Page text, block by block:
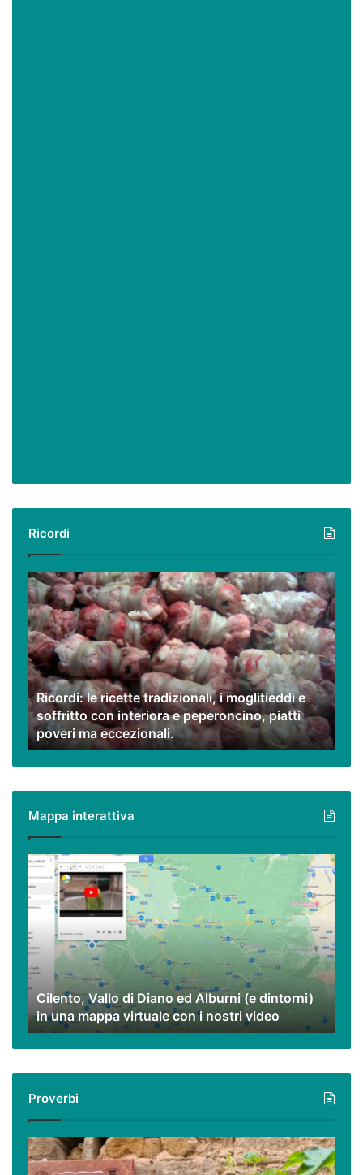
Ricordi
Ricordi:
le
ricette
tradizionali,
i
moglitieddi
e
soffritto
con
interiora
e
peperoncino,
ma
eccezionali.
Ricordi: le ricette tradizionali, i moglitieddi e
soffritto con interiora e peperoncino, piatti
poveri ma eccezionali.
Mappa interattiva
Cilento,
Vallo
di
Diano
ed
Alburni
(e
dintorni)
una
mappa
virtuale
nostri
video
Cilento, Vallo di Diano ed Alburni (e dintorni)
in una mappa virtuale con i nostri video
Proverbi
Podcast
–